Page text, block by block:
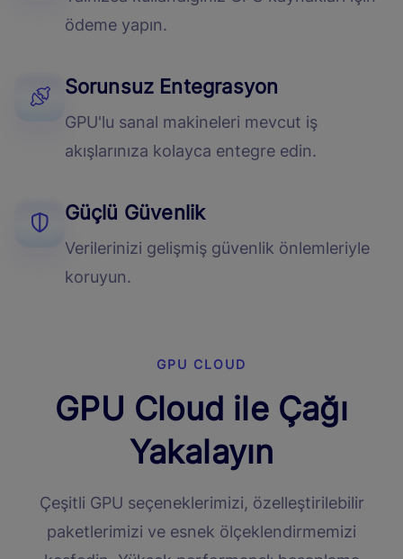
ödeme yapın.
Sorunsuz Entegrasyon
GPU'lu sanal makineleri mevcut iş
akışlarınıza kolayca entegre edin.
Güçlü Güvenlik
Verilerinizi gelişmiş güvenlik önlemleriyle
koruyun.
GPU CLOUD
GPU Cloud ile Çağı
Yakalayın
Çeşitli GPU seçeneklerimizi, özelleştirilebilir
paketlerimizi ve esnek ölçeklendirmemizi